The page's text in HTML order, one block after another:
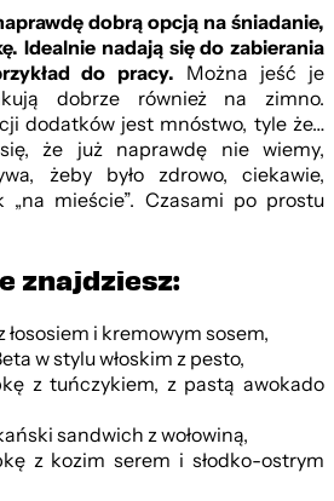
dobrą opcją na śniadanie,
Idealnie nadają się do zabierania
do pracy. Można jeść je
dobrze również na zimno.
dodatków jest mnóstwo, tyle że…
że już naprawdę nie wiemy,
żeby było zdrowo, ciekawie,
mieście”. Czasami po prostu
znajdziesz:
łososiem i kremowym sosem,
w stylu włoskim z pesto,
z tuńczykiem, z pastą awokado
sandwich z wołowiną,
z kozim serem i słodko-ostrym